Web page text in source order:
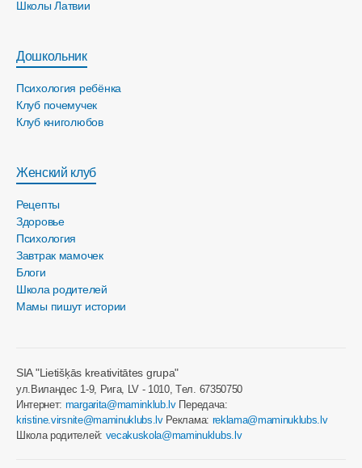
Школы Латвии
Дошкольник
Психология ребёнка
Клуб почемучек
Клуб книголюбов
Женский клуб
Рецепты
Здоровье
Психология
Завтрак мамочек
Блоги
Школа родителей
Мамы пишут истории
SIA "Lietišķās kreativitātes grupa"
ул.Виландес 1-9, Рига, LV - 1010, Tел. 67350750
Интернет: margarita@maminklub.lvПередача:
kristine.virsnite@maminuklubs.lvРеклама: reklama@maminuklubs.lv
Школа родителей: vecakuskola@maminuklubs.lv